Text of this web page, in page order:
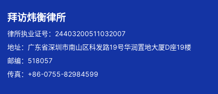
拜访炜衡律所
律所执业证号：24403200511032007
地址：广东省深圳市南山区科发路19号华润置地大厦D座19楼
邮编：518057
传真：+86-0755-82984599